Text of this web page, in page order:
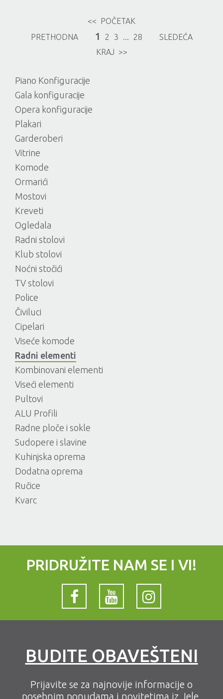
<< POČETAK
PRETHODNA
1 2 3 ... 28
SLEDEĆA
KRAJ >>
Piano Konfiguracije
Gala konfiguracije
Opera konfiguracije
Plakari
Garderoberi
Vitrine
Komode
Ormarići
Mostovi
Kreveti
Ogledala
Radni stolovi
Klub stolovi
Noćni stočići
TV stolovi
Police
Čiviluci
Cipelari
Viseće komode
Radni elementi
Kombinovani elementi
Viseći elementi
Pultovi
ALU Profili
Radne ploče i sokle
Sudopere i slavine
Kuhinjska oprema
Dodatna oprema
Ručice
Kvarc
PRIDRUŽITE NAM SE I VI!
BUDITE OBAVEŠTENI
Prijavite se za najnovije informacije o
posebnim ponudama i novitetima iz Jele.